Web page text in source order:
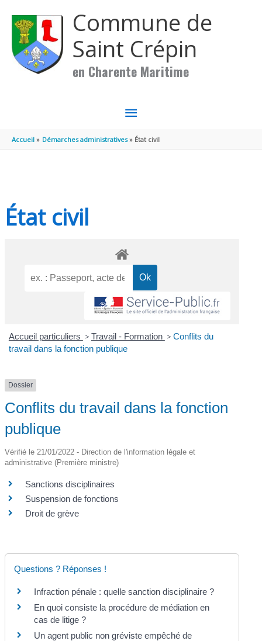
Commune de
Saint Crépin
en Charente Maritime
MENU
PRINCIPAL
Accueil Démarches administratives État civil
État civil
Accueil particuliers > Travail - Formation > Conflits du
travail dans la fonction publique
Dossier
Conflits du travail dans la fonction
publique
Vérifié le 21/01/2022 - Direction de l'information légale et
administrative (Première ministre)
Sanctions disciplinaires
Suspension de fonctions
Droit de grève
Questions ? Réponses !
Infraction pénale : quelle sanction disciplinaire ?
En quoi consiste la procédure de médiation en
cas de litige ?
Un agent public non gréviste empêché de